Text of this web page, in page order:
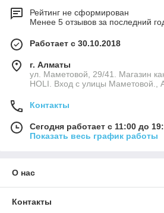
Рейтинг не сформирован
Менее 5 отзывов за последний
Работает с 30.10.2018
г. Алматы
ул. Маметовой, 29/41. Магазин
HOLI. Вход с улицы Маметовой.,
Контакты
Сегодня работает с 11:00 до
Показать весь график работы
О нас
Контакты